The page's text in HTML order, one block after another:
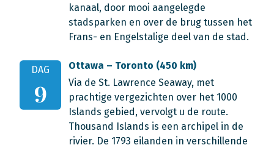
kanaal, door mooi aangelegde
stadsparken en over de brug tussen het
Frans- en Engelstalige deel van de stad.
DAG
9
Ottawa – Toronto (450 km)
Via de St. Lawrence Seaway, met
prachtige vergezichten over het 1000
Islands gebied, vervolgt u de route.
Thousand Islands is een archipel in de
rivier. De 1793 eilanden in verschillende